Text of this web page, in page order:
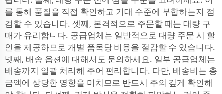
를 통해 품질을 직접 확인하고 기대 수준에 부합하는지 점
검할 수 있습니다. 셋째, 본격적으로 주문할 때는 대량 구
매가 유리합니다. 공급업체는 일반적으로 대량 주문 시 할
인을 제공하므로 개별 품목당 비용을 절감할 수 있습니다.
넷째, 배송 옵션에 대해서도 문의하세요. 일부 공급업체는
배송까지 일괄 처리해 주어 편리합니다. 다만, 배송비는 총
금액에 상당한 영향을 미치므로 반드시 주의 깊게 확인해